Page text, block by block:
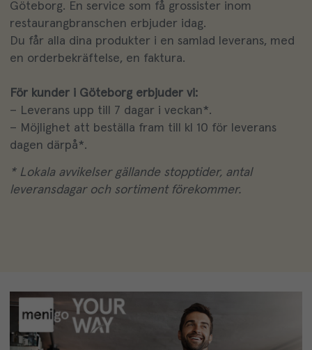
Göteborg. En service som få grossister inom
restaurangbranschen erbjuder idag.
Du får alla dina produkter i en samlad leverans, med
en orderbekräftelse, en faktura.
För kunder i Göteborg erbjuder vi:
– Leverans upp till 7 dagar i veckan*.
– Möjlighet att beställa fram till kl 10 för leverans
dagen därpå*.
* Lokala avvikelser gällande stopptider, antal
leveransdagar och sortiment förekommer.